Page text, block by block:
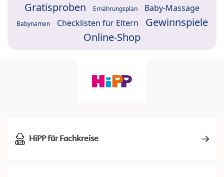
Gratisproben Ernährungsplan Baby-Massage
Babynamen Checklisten für Eltern
Gewinnspiele
Online-Shop
HiPP für Fachkreise